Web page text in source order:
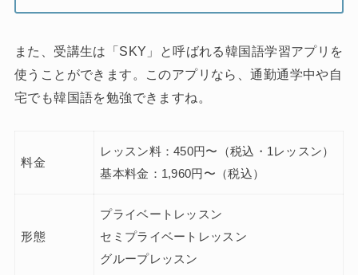
また、受講生は「SKY」と呼ばれる韓国語学習アプリを
使うことができます。このアプリなら、通勤通学中や自
宅でも韓国語を勉強できますね。
料金
レッスン料：450円〜（税込・1レッスン）
基本料金：1,960円〜（税込）
形態
プライベートレッスン
セミプライベートレッスン
グループレッスン